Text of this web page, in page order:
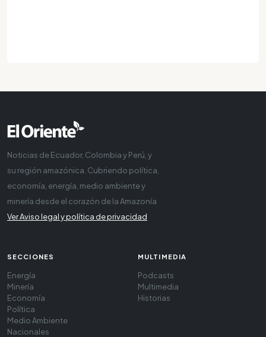
Noticias de Ecuador, Colombia y Perú, y
su región amazónica. Cubriendo política,
economía, energía, medio ambiente y
minería desde el corazón de la Amazonía
Ver Aviso legal y política de privacidad
SECCIONES
Energía
Minería
Economía
Política
Medio Ambiente
Nacionales
MULTIMEDIA
Podcasts
Multimedia
Historias